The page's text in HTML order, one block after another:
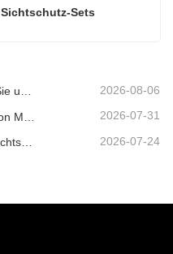
Sichtschutz-Sets
Offizielle Einladung: Besuchen Sie uns auf der GLEE 2026 Gartenparty im britischen Stil 2026-08-06
2026-07-31
2026-07-24